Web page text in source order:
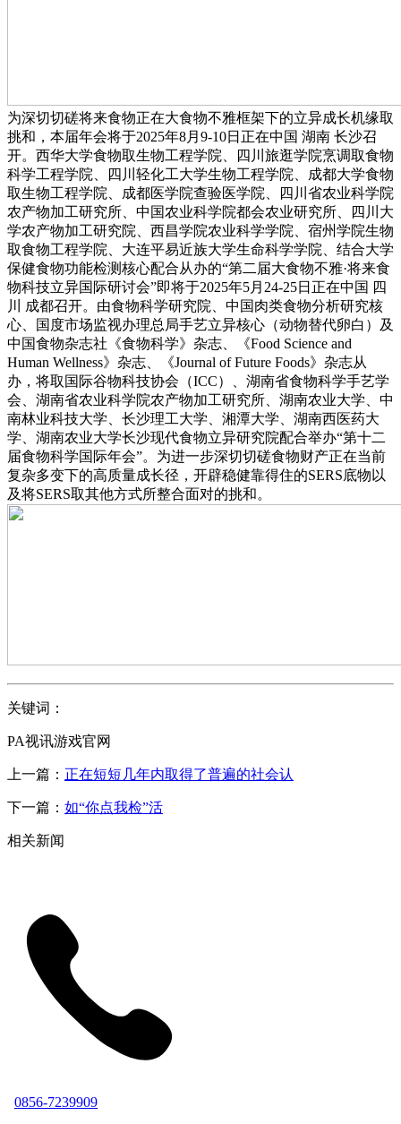
为深切切磋将来食物正在大食物不雅框架下的立异成长机缘取
挑和，本届年会将于2025年8月9-10日正在中国 湖南 长沙召
开。西华大学食物取生物工程学院、四川旅逛学院烹调取食物
科学工程学院、四川轻化工大学生物工程学院、成都大学食物
取生物工程学院、成都医学院查验医学院、四川省农业科学院
农产物加工研究所、中国农业科学院都会农业研究所、四川大
学农产物加工研究院、西昌学院农业科学学院、宿州学院生物
取食物工程学院、大连平易近族大学生命科学学院、结合大学
保健食物功能检测核心配合从办的“第二届大食物不雅·将来食
物科技立异国际研讨会”即将于2025年5月24-25日正在中国 四
川 成都召开。由食物科学研究院、中国肉类食物分析研究核
心、国度市场监视办理总局手艺立异核心（动物替代卵白）及
中国食物杂志社《食物科学》杂志、《Food Science and
Human Wellness》杂志、《Journal of Future Foods》杂志从
办，将取国际谷物科技协会（ICC）、湖南省食物科学手艺学
会、湖南省农业科学院农产物加工研究所、湖南农业大学、中
南林业科技大学、长沙理工大学、湘潭大学、湖南西医药大
学、湖南农业大学长沙现代食物立异研究院配合举办“第十二
届食物科学国际年会”。为进一步深切切磋食物财产正在当前
复杂多变下的高质量成长径，开辟稳健靠得住的SERS底物以
及将SERS取其他方式所整合面对的挑和。
关键词：
PA视讯游戏官网
上一篇： 正在短短几年内取得了普遍的社会认
下一篇： 如“你点我检”活
相关新闻
0856-7239909